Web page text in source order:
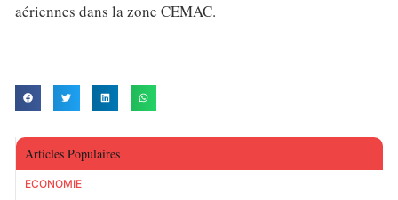
aériennes dans la zone CEMAC.
Articles Populaires
ECONOMIE